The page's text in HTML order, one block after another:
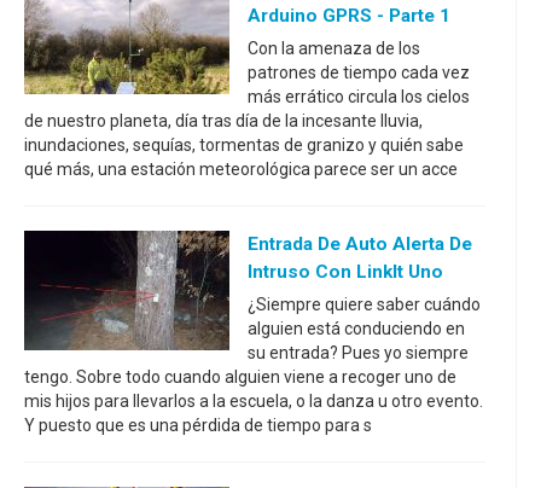
Arduino GPRS - Parte 1
Con la amenaza de los
patrones de tiempo cada vez
más errático circula los cielos
de nuestro planeta, día tras día de la incesante lluvia,
inundaciones, sequías, tormentas de granizo y quién sabe
qué más, una estación meteorológica parece ser un acce
Entrada De Auto Alerta De
Intruso Con LinkIt Uno
¿Siempre quiere saber cuándo
alguien está conduciendo en
su entrada? Pues yo siempre
tengo. Sobre todo cuando alguien viene a recoger uno de
mis hijos para llevarlos a la escuela, o la danza u otro evento.
Y puesto que es una pérdida de tiempo para s